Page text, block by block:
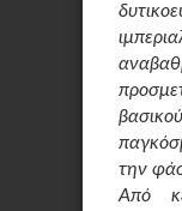
την
Από